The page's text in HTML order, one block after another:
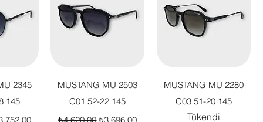
2345
145
Fiyat
Hızlı Bakış
MUSTANG MU 2503
C01 52-22 145
Normal Fiyatİndirimli Fiyat
Hızlı Bakış
MUSTANG MU 2280
C03 51-20 145
Tükendi